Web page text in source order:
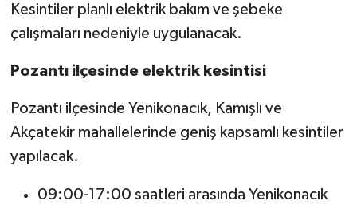
Kesintiler planlı elektrik bakım ve şebeke
çalışmaları nedeniyle uygulanacak.
Pozantı ilçesinde elektrik kesintisi
Pozantı ilçesinde Yenikonacık, Kamışlı ve
Akçatekir mahallelerinde geniş kapsamlı kesintiler
yapılacak.
09:00-17:00 saatleri arasında Yenikonacık